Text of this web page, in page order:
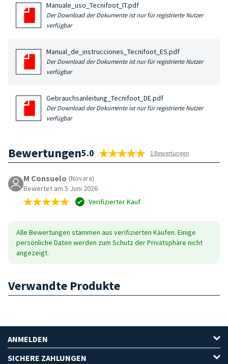
Manuale_uso_Tecnifoot_IT.pdf
Der Download der Dokumente ist nur für registrierte Nutzer
verfügbar
Manual_de_instrucciones_Tecnifoot_ES.pdf
Der Download der Dokumente ist nur für registrierte Nutzer
verfügbar
Gebrauchsanleitung_Tecnifoot_DE.pdf
Der Download der Dokumente ist nur für registrierte Nutzer
verfügbar
Bewertungen5.0 1 Bewertungen
M Consuelo (Novara)
Bewertet am 5 Juni 2026
Verifizierter Kauf
Alle Bewertungen stammen aus verifizierten Käufen. Einige
persönliche Daten werden zum Schutz der Privatsphäre nicht
angezeigt.
Verwandte Produkte
ANMELDEN
SICHERE ZAHLUNGEN